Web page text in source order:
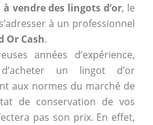
vendre des lingots d’or, le
à un professionnel
Or Cash.
années d’expérience,
un lingot d’or
aux normes du marché de
de conservation de vos
pas son prix. En effet,